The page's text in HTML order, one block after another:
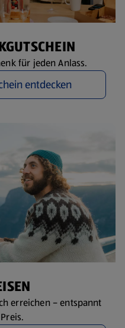
für jeden Anlass.
entdecken
erreichen – entspannt